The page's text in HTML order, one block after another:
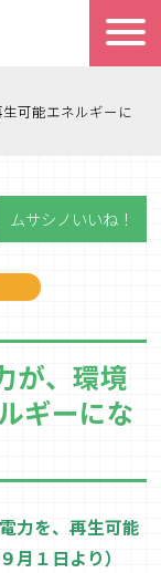
可能エネルギーに
ムサシノいいね！
が、環境
ギーにな
力を、再生可能
月１ 日より）